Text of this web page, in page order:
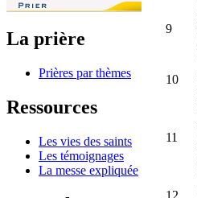
La prière
Prières par thèmes
Ressources
Les vies des saints
Les témoignages
La messe expliquée
9
10
11
12